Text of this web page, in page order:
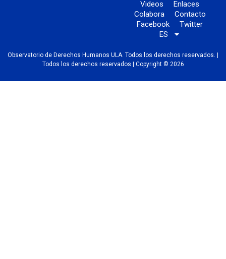
Videos
Enlaces
Colabora
Contacto
Facebook
Twitter
ES
Observatorio de Derechos Humanos ULA. Todos los derechos reservados. |
Todos los derechos reservados | Copyright © 2026